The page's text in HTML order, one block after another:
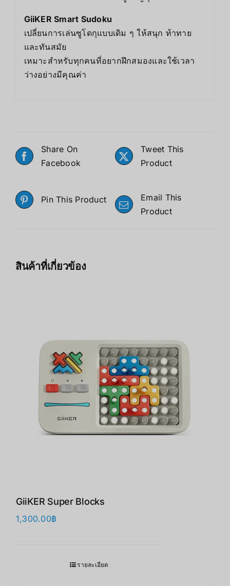
GiiKER Smart Sudoku
เปลี่ยนการเล่นซูโดกุแบบเดิม ๆ ให้สนุก ท้าทาย
และทันสมัย
เหมาะสำหรับทุกคนที่อยากฝึกสมองและใช้เวลา
ว่างอย่างมีคุณค่า
Share On
Facebook
Tweet This
Product
Pin This Product
Email This
Product
สินค้าที่เกี่ยวข้อง
GiiKER Super Blocks
1,300.00฿
รายละเอียด